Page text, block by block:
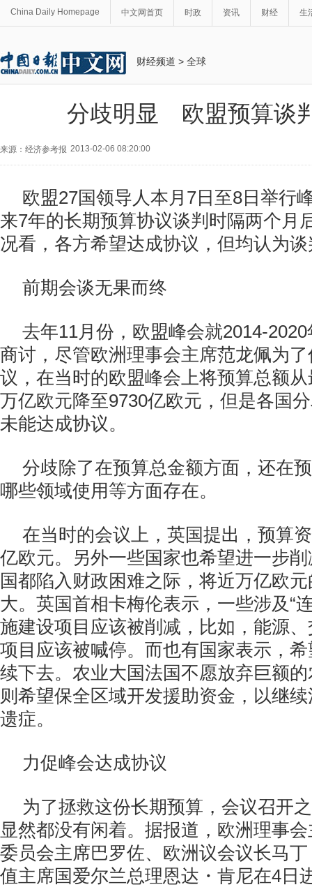
China Daily Homepage 中文网首页 时政 资讯 财经 生
财经频道 > 全球
分歧明显 欧盟预算谈
来源：经济参考报 2013-02-06 08:20:00
欧盟27国领导人本月7日至8日举行
来7年的长期预算协议谈判时隔两个月
况看，各方希望达成协议，但均认为
前期会谈无果而终
去年11月份，欧盟峰会就2014-
商讨，尽管欧洲理事会主席范龙佩为
议，在当时的欧盟峰会上将预算总额
万亿欧元降至9730亿欧元，但是各国
未能达成协议。
分歧除了在预算总金额方面，还在
哪些领域使用等方面存在。
在当时的会议上，英国提出，预算
亿欧元。另外一些国家也希望进一步
国都陷入财政困难之际，将近万亿欧
大。英国首相卡梅伦表示，一些涉及“
施建设项目应该被削减，比如，能源
项目应该被喊停。而也有国家表示，
续下去。农业大国法国不愿放弃巨额
则希望保全区域开发援助资金，以继
遗症。
力促峰会达成协议
为了拯救这份长期预算，会议召开
显然都没有闲着。据报道，欧洲理事
委员会主席巴罗佐、欧洲议会议长马
值主席国爱尔兰总理恩达・肯尼在4日